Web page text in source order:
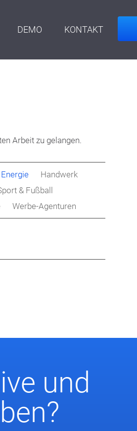
DEMO KONTAKT
Arbeit zu gelangen.
Energie
Handwerk
& Fußball
Werbe-Agenturen
und